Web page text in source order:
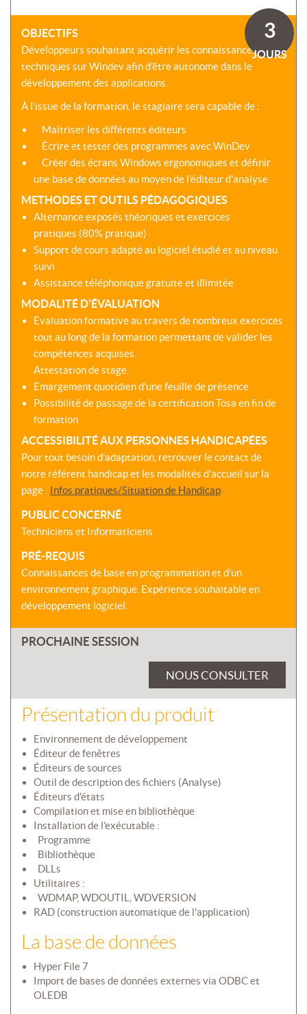
DÉVELOPPEMENT
CPF
ENTREPRISES
COACHING
SÉMINAIRES
BLENDED
MULTI-
MODALES
DIRIGEANT
NOUS
PRÉSENTATION
NOTRE
DÉMARCHE
ÉQUIPES
ACTIONS
COLLECTIVES
CENTRE
NATIONAL
OBJECTIFS
Développeurs souhaitant acquérir les connaissances
techniques sur Windev afin d’être autonome dans le
développement des applications.
À l'issue de la formation, le stagiaire sera capable de :
Maîtriser les différents éditeurs
Écrire et tester des programmes avec WinDev
Créer des écrans Windows ergonomiques et définir
une base de données au moyen de l'éditeur d'analyse
METHODES ET OUTILS PÉDAGOGIQUES
Alternance exposés théoriques et exercices
pratiques (80% pratique)
Support de cours adapté au logiciel étudié et au niveau
suivi
Assistance téléphonique gratuite et illimitée
MODALITÉ D'ÉVALUATION
Evaluation formative au travers de nombreux exercices
tout au long de la formation permettant de valider les
compétences acquises.
Attestation de stage.
Emargement quotidien d’une feuille de présence
Possibilité de passage de la certification Tosa en fin de
formation
ACCESSIBILITÉ AUX PERSONNES HANDICAPÉES
Pour tout besoin d’adaptation, retrouver le contact de
notre référent handicap et les modalités d’accueil sur la
page : Infos pratiques/Situation de Handicap
PUBLIC CONCERNÉ
Techniciens et Informaticiens
PRÉ-REQUIS
Connaissances de base en programmation et d'un
environnement graphique. Expérience souhaitable en
développement logiciel.
3
JOURS
PROCHAINE SESSION
NOUS CONSULTER
Présentation du produit
Environnement de développement
Éditeur de fenêtres
Éditeurs de sources
Outil de description des fichiers (Analyse)
Éditeurs d'états
Compilation et mise en bibliothèque
Installation de l'exécutable :
 Programme
 Bibliothèque
 DLLs
Utilitaires :
 WDMAP, WDOUTIL, WDVERSION
RAD (construction automatique de l'application)
La base de données
Hyper File 7
Import de bases de données externes via ODBC et
OLEDB